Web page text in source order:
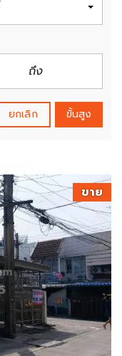
ยกเลิก ขั้นสูง
ขาย